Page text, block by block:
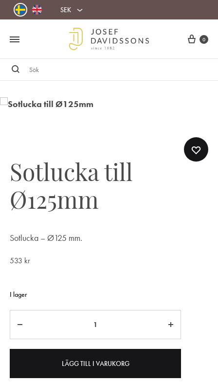
SEK
Cart
0
Sök
Sotlucka till
Ø125mm
Sotlucka – Ø125 mm.
533 kr
I lager
LÄGG TILL I VARUKORG